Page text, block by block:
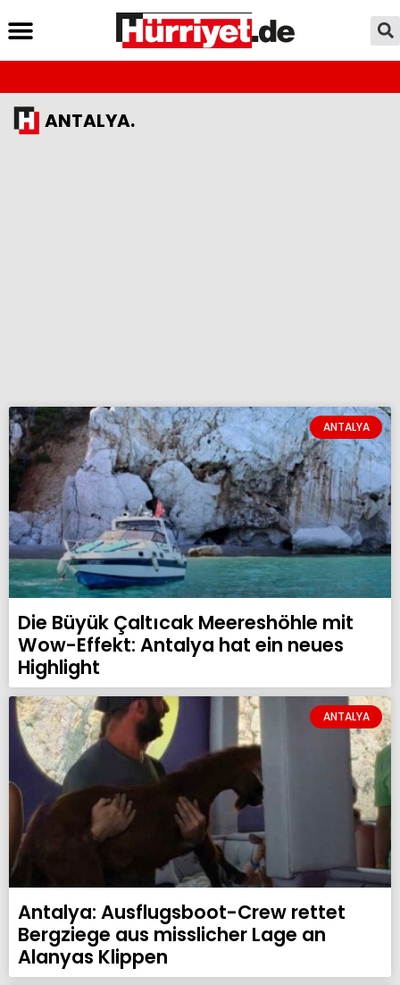
ANTALYA.
ANTALYA
Die Büyük Çaltıcak Meereshöhle mit
Wow-Effekt: Antalya hat ein neues
Highlight
ANTALYA
Antalya: Ausflugsboot-Crew rettet
Bergziege aus misslicher Lage an
Alanyas Klippen